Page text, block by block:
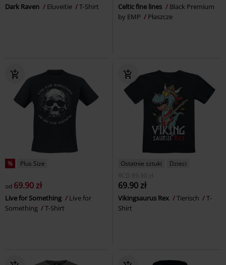
Dark Raven Eluveitie T-Shirt Celtic fine lines
Black Premium
by EMP
Płaszcze
% Plus Size
od 69.90 zł
Live for Something
Live for
Something
T-Shirt
Ostatnie sztuki
Dzieci
RCD 89.90 zł
69.90 zł
Vikingsaurus Rex Tierisch
T-
Shirt